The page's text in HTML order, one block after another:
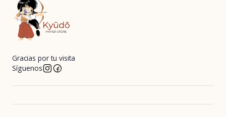
Gracias por tu visita
Síguenos